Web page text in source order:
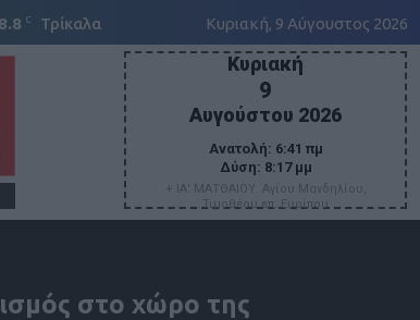
C Τρίκαλα Κυριακή, 9 Αύγουστος 2026
Κυριακή
9
Αυγούστου 2026
Ανατολή: 6:41 πμ
Δύση: 8:17 μμ
+ ΙΑ' ΜΑΤΘΑΙΟΥ. Αγίου Μανδηλίου,
Τιμοθέου επ. Ευρίπου
στο χώρο της